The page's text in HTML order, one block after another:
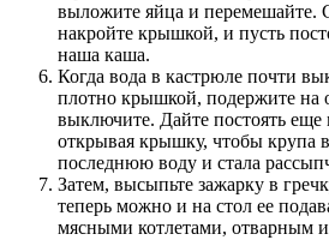
выложите яйца и перемешайте.
накройте крышкой, и пусть
наша каша.
Когда вода в кастрюле почти
плотно крышкой, подержите на
выключите. Дайте постоять еще
открывая крышку, чтобы крупа
последнюю воду и стала
Затем, высыпьте зажарку в
теперь можно и на стол ее
мясными котлетами, отварным